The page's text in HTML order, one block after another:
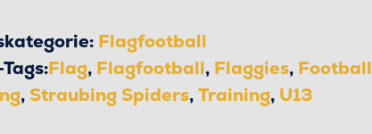
Flagfootball
Flag, Flagfootball, Flaggies, Football
, Straubing Spiders,Training, U13